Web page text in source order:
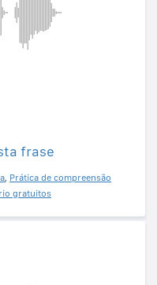
frase
, Prática de compreensão
gratuitos